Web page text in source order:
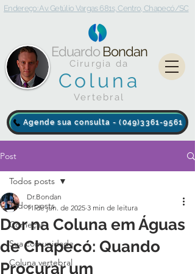
Agende sua consulta - (049)3361-9561
Eduardo Bondan
Cirurgia da
Coluna
Vertebral
Endereço: Av. Getúlio Vargas 681s, Centro, Chapecó/SC
Post
Todos posts
Começar
Sua comunidade
Coluna vertebral
Todos posts
Dor na Coluna em Águas
de Chapecó: Quando
Procurar um
Dr.Bondan
11 de jun. de 2025 3 min de leitura